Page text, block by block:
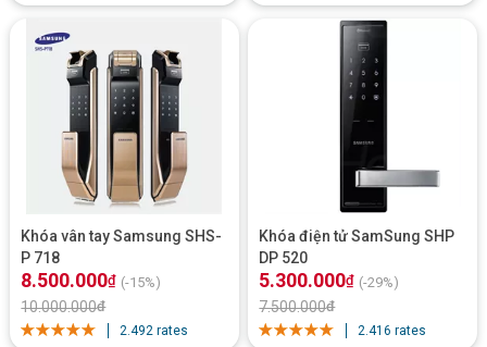
Chất liệu: hợp kim tôi luyện không gỉ, sang trọng, siêu bền
Khóa cửa thông
minh
H505
tuân thủ tiêu chuẩn ISO 14443 Loại A
Sở hữukhóa thông minh SamSung SHS H505cho phép bạn
cảm thấy an toàn bất cứ khi nào bạn rời khỏi nhà. bằng cách
tự động khóa cửa bất cứ khi nào bạn đi ra ngoài.
cũng có thể được đặt thành thủ công nếu bạn thường xuyên
ra vào nhà.
Khóa vân tay Samsung SHS-
P 718
8.500.000₫ (-15%)
10.000.000₫
2.492 rates
Khóa điện tử SamSung SHP
DP 520
5.300.000₫ (-29%)
7.500.000₫
2.416 rates